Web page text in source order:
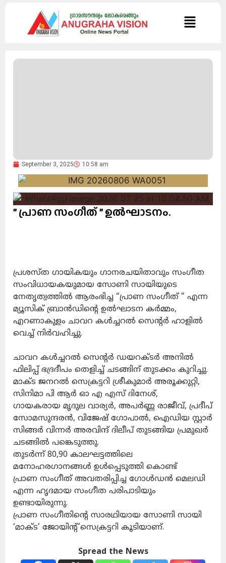
September 3, 2025 10:58 am
” പ്രാണ സംഗീത് ” ഉൽഘാടനം.
പ്രശസ്ത ഗായികയും ഗാനരചയിതാവും സംഗീത
സംവിധായകയുമായ സോണി സായിയുടെ
നേതൃത്വത്തിൽ ആരംഭിച്ച “പ്രാണ സംഗീത് ” എന്ന
മ്യൂസിക് ബ്രാൻഡിൻ്റെ ഉൽഘാടന കർമ്മം,
എറണാകുളം ചാവറ കൾച്ചറൽ സെന്റർ ഹാളിൽ
വെച്ച് നിർവഹിച്ചു.
ചാവറ കൾച്ചറൽ സെന്റർ ഡയറക്ടർ അനിൽ
ഫിലിപ്പ് ഭദ്രദീപം തെളിച്ച് ചടങ്ങിന് തുടക്കം കുറിച്ചു.
മാക്ട ജനറൽ സെക്രട്ടറി ശ്രീകുമാർ അരൂക്കുറ്റി,
സിനിമാ പി ആർ ഓ എ എസ് ദിനേശ്,
ഗായകരായ മൃദുല വാര്യർ, അപർണ്ണ രാജീവ്, പ്രദീപ്
സോമസുന്ദരൻ, വിജേഷ് ഗോപാൽ, ഐഡിയ സ്റ്റാർ
സിങ്ങർ വിന്നർ അരവിന്ദ് ദിലീപ് തുടങ്ങിയ പ്രമുഖർ
ചടങ്ങിൽ പങ്കെടുത്തു.
തുടർന്ന് 80,90 കാലഘട്ടത്തിലെ
മനോഹരഗാനങ്ങൾ ഉൾപ്പെടുത്തി കൊണ്ട്
പ്രാണ സംഗീത് അവതരിപ്പിച്ച ഗോൾഡൻ മെലഡി
എന്ന ഹൃദമായ സംഗീത പരിപാടിയും
ഉണ്ടായിരുന്നു.
പ്രാണ സംഗീതിൻ്റെ സാരഥിയായ സോണി സായി
‘മാക്ട’ ജോയിൻ്റ് സെക്രട്ടറി കൂടിയാണ്.
Spread the News